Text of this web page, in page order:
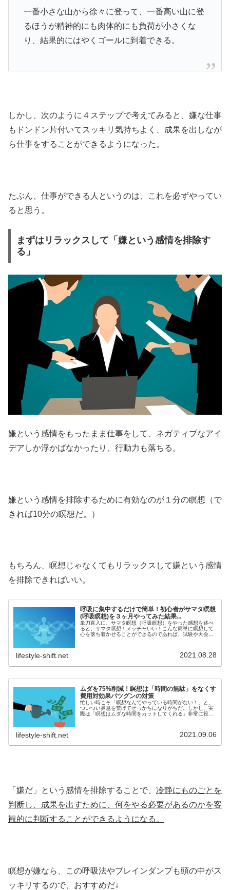
一番小さな山から徐々に登って、一番高い山に登
るほうが精神的にも肉体的にも負荷が小さくな
り、結果的にはやくゴールに到着できる。
しかし、次のように４ステップで考えてみると、嫌な仕事
もドンドン片付いてスッキリ気持ちよく、成果を出しなが
ら仕事をすることができるようになった。
たぶん、仕事ができる人というのは、これを必ずやってい
ると思う。
まずはリラックスして「嫌という感情を排除す
る」
嫌という感情をもったまま仕事をして、ネガティブなアイ
デアしか浮かばなかったり、行動力も落ちる。
嫌という感情を排除するために有効なのが１分の瞑想（で
きれば10分の瞑想だ。）
もちろん、瞑想じゃなくてもリラックスして嫌という感情
を排除できればいい。
呼吸に集中するだけで簡単！初心者がサマタ瞑想
(呼吸瞑想)を３ヶ月やってみた結果...
単刀直入に、サマタ瞑想（呼吸瞑想）をやった感想を述べ
ると、サマタ瞑想！メッチャいい！こんな簡単に瞑想して
心を落ち着かせることができるのであれば、試験や大会、
lifestyle-shift.net 2021.08.28
ムダを75%削減！瞑想は「時間の無駄」をなくす
費用対効果バツグンの対策
忙しい時こそ「瞑想なんてやっている時間がない！」と、
ついつい鼻息を荒げてせっかちになりがちだ。しかし、実
際は「瞑想はムダな時間をカットしてくれる」非常に役立
lifestyle-shift.net 2021.09.06
「嫌だ」という感情を排除することで、 冷静にものごとを
判断し、成果を出すために、何をやる必要があるのかを客
観的に判断することができるようになる。
瞑想が嫌なら、この呼吸法やブレインダンプも頭の中がス
ッキリするので、おすすめだ↓